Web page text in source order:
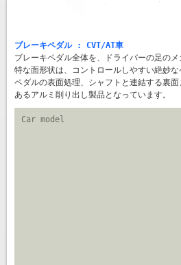
ブレーキペダル : CVT/AT車
ブレーキペダル全体を、ドライバーの足の
特な面形状は、コントロールしやすい絶妙な
ペダルの表面処理、シャフトと連結する裏
あるアルミ削り出し製品となっています。
Car model